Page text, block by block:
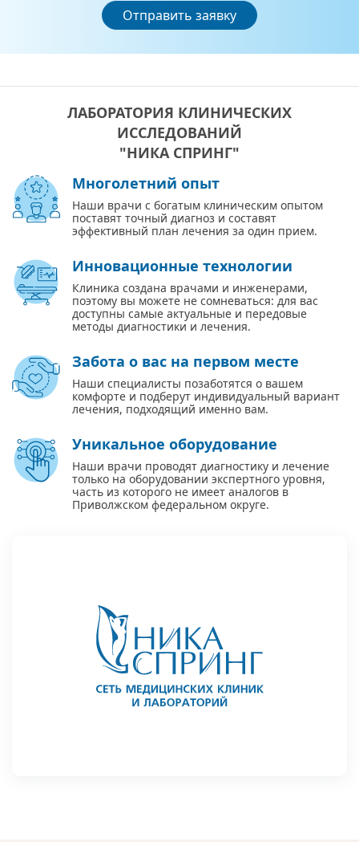
Отправить заявку
ЛАБОРАТОРИЯ КЛИНИЧЕСКИХ
ИССЛЕДОВАНИЙ
"НИКА СПРИНГ"
Многолетний опыт
Наши врачи с богатым клиническим опытом
поставят точный диагноз и составят
эффективный план лечения за один прием.
Инновационные технологии
Клиника создана врачами и инженерами,
поэтому вы можете не сомневаться: для вас
доступны самые актуальные и передовые
методы диагностики и лечения.
Забота о вас на первом месте
Наши специалисты позаботятся о вашем
комфорте и подберут индивидуальный вариант
лечения, подходящий именно вам.
Уникальное оборудование
Наши врачи проводят диагностику и лечение
только на оборудовании экспертного уровня,
часть из которого не имеет аналогов в
Приволжском федеральном округе.